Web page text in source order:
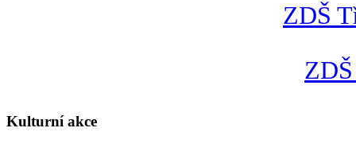
ZDŠ
Kulturní akce